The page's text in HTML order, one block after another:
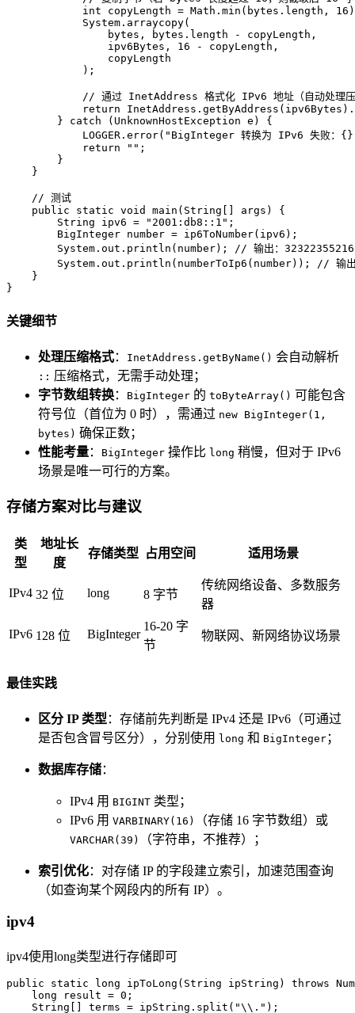
int
copyLength = Math.min(bytes.length, 16
            System.arraycopy(
                bytes, bytes.length - copyLength,
                ipv6Bytes,
16 - copyLength,
                copyLength
            );
// 通过 InetAddress 格式化 IPv6 地址（自动处理
return
        }
catch (UnknownHostException e) {
            LOGGER.error(
"BigInteger 转换为 IPv6 失败：
return
"" ;
        }
    }
// 测试
public
static void main (String[] args)
{
String
ipv6 = "2001:db8::1" ;
BigInteger number = ip6ToNumber(ipv6);
        System.out.println(number);
// 输出：
        System.out.println(numberToIp6(number));
// 输
    }
}
关键细节
处理压缩格式： InetAddress.getByName() 会自动解析
:: 压缩格式，无需手动处理；
字节数组转换： BigInteger 的 toByteArray() 可能包含
符号位（首位为 0 时），需通过 new BigInteger(1,
bytes) 确保正数；
性能考量： BigInteger 操作比 long 稍慢，但对于 IPv6
场景是唯一可行的方案。
存储方案对比与建议
类
型
地址长
度
存储类型 占用空间 适用场景
IPv4 32 位 long 8 字节
传统网络设备、多数服务
器
IPv6 128 位 BigInteger
16-20 字
节
物联网、新网络协议场景
最佳实践
区分 IP 类型 ：存储前先判断是 IPv4 还是 IPv6（可通过
是否包含冒号区分），分别使用 long 和 BigInteger ；
数据库存储：
IPv4 用 BIGINT 类型；
IPv6 用 VARBINARY(16) （存储 16 字节数组）或
VARCHAR(39) （字符串，不推荐）；
索引优化：对存储 IP 的字段建立索引，加速范围查询
（如查询某个网段内的所有 IP）。
ipv4
ipv4使用long类型进行存储即可
public static long ipToLong (String ipString) throws
long
result = 0 ;
    String[] terms = ipString.split(
"\\." );